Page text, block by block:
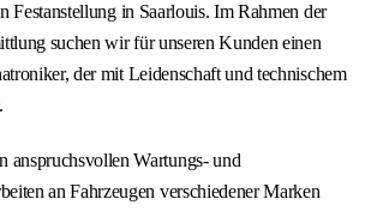
Festanstellung in Saarlouis. Im Rahmen der
suchen wir für unseren Kunden einen
der mit Leidenschaft und technischem
anspruchsvollen Wartungs- und
an Fahrzeugen verschiedener Marken